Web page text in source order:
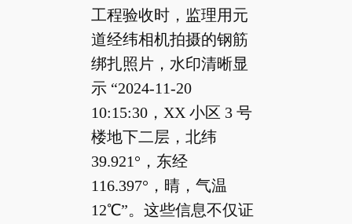
工程验收时，监理用元
道经纬相机拍摄的钢筋
绑扎照片，水印清晰显
示 “2024-11-20
10:15:30，XX 小区 3 号
楼地下二层，北纬
39.921°，东经
116.397°，晴，气温
12℃”。这些信息不仅证